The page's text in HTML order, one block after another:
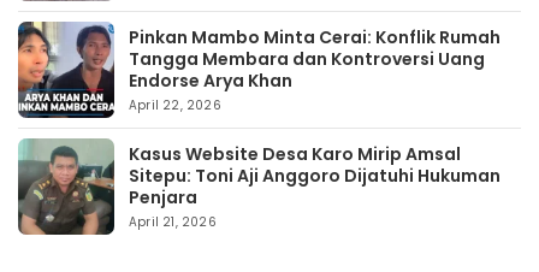
Pinkan Mambo Minta Cerai: Konflik Rumah
Tangga Membara dan Kontroversi Uang
Endorse Arya Khan
April 22, 2026
Kasus Website Desa Karo Mirip Amsal
Sitepu: Toni Aji Anggoro Dijatuhi Hukuman
Penjara
April 21, 2026